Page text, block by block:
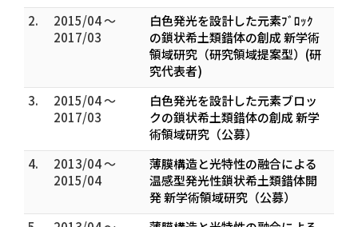
2.
2015/04 ～
2017/03
白色発光を設計した元素ﾌﾞﾛｯｸ
の鎖状希土類錯体の創成 新学術
領域研究（研究領域提案型）(研
究代表者)
3.
2015/04 ～
2017/03
白色発光を設計した元素ブロッ
クの鎖状希土類錯体の創成 新学
術領域研究（公募）
4.
2013/04 ～
2015/04
薄膜構造と光特性の融合による
温感型発光性鎖状希土類錯体開
発 新学術領域研究（公募）